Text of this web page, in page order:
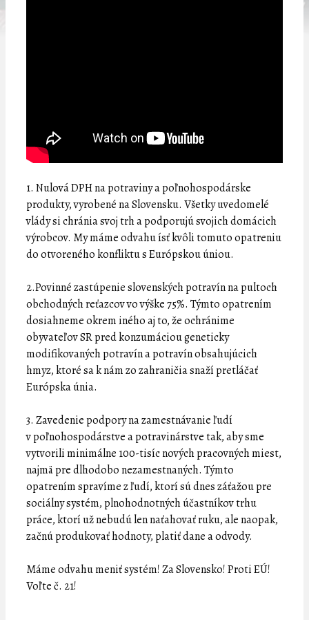
1. Nulová DPH na potraviny a poľnohospodárske
produkty, vyrobené na Slovensku. Všetky uvedomelé
vlády si chránia svoj trh a podporujú svojich domácich
výrobcov. My máme odvahu ísť kvôli tomuto opatreniu
do otvoreného konfliktu s Európskou úniou.
2.Povinné zastúpenie slovenských potravín na pultoch
obchodných reťazcov vo výške 75%. Týmto opatrením
dosiahneme okrem iného aj to, že ochránime
obyvateľov SR pred konzumáciou geneticky
modifikovaných potravín a potravín obsahujúcich
hmyz, ktoré sa k nám zo zahraničia snaží pretláčať
Európska únia.
3. Zavedenie podpory na zamestnávanie ľudí
v poľnohospodárstve a potravinárstve tak, aby sme
vytvorili minimálne 100-tisíc nových pracovných miest,
najmä pre dlhodobo nezamestnaných. Týmto
opatrením spravíme z ľudí, ktorí sú dnes záťažou pre
sociálny systém, plnohodnotných účastníkov trhu
práce, ktorí už nebudú len naťahovať ruku, ale naopak,
začnú produkovať hodnoty, platiť dane a odvody.
Máme odvahu meniť systém! Za Slovensko! Proti EÚ!
Voľte č. 21!